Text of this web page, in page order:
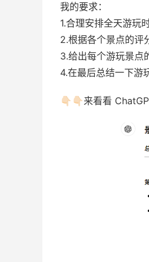
我的要求：
1.合理安排全天游玩
2.根据各个景点的评
3.给出每个游玩景点
4.在最后总结一下游
👇🏻👇🏻来看看